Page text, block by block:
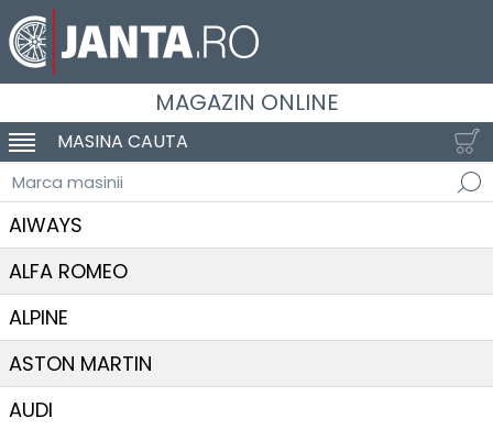
MAGAZIN ONLINE
SCHIMBA NAVIGAREA
MASINA CAUTA
Marca masinii
AIWAYS
ALFA ROMEO
ALPINE
ASTON MARTIN
AUDI